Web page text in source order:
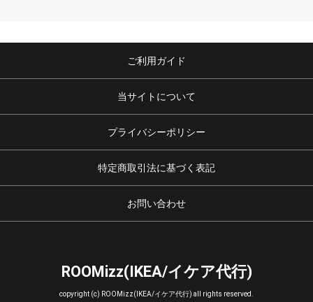
ご利用ガイド
当サイトについて
プライバシーポリシー
特定商取引法に基づく表記
お問い合わせ
ROOMizz(IKEA/イケア代行)
copyright (c) ROOMizz(IKEA/イケア代行) all rights reserved.